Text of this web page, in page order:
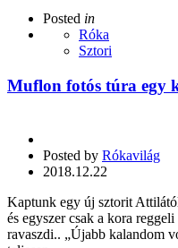
Posted in
Róka
Sztori
Muflon fotós túra egy
Posted by Rókavilág
2018.12.22
Kaptunk egy új sztorit
és egyszer csak a kora
ravaszdi.. „Újabb kalandom